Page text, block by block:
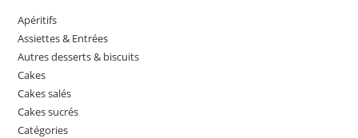
Apéritifs
Assiettes & Entrées
Autres desserts & biscuits
Cakes
Cakes salés
Cakes sucrés
Catégories